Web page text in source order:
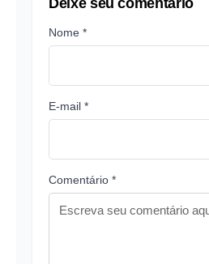
Deixe seu comentário
Nome *
E-mail *
Comentário *